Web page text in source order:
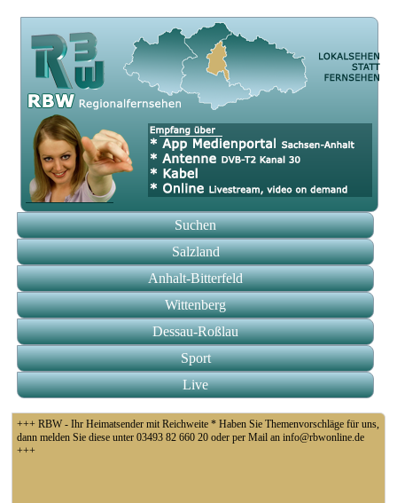
Suchen
Salzland
Anhalt-Bitterfeld
Wittenberg
Dessau-Roßlau
Sport
Live
+++ RBW - Ihr Heimatsender mit Reichweite * Haben Sie Themenvorschläge für uns,
dann melden Sie diese unter 03493 82 660 20 oder per Mail an info@rbwonline.de
+++